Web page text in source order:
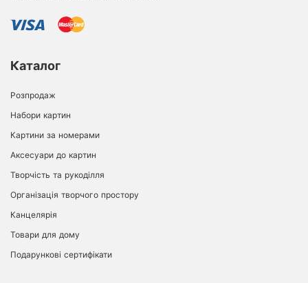
Каталог
Розпродаж
Набори картин
Картини за номерами
Аксесуари до картин
Творчість та рукоділля
Організація творчого простору
Канцелярія
Товари для дому
Подарункові сертифікати